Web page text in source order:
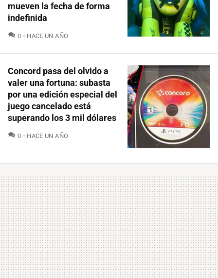
mueven la fecha de forma
indefinida
0 COMENTARIOS
HACE UN AÑO
Concord pasa del olvido a
valer una fortuna: subasta
por una edición especial del
juego cancelado está
superando los 3 mil dólares
0 COMENTARIOS
HACE UN AÑO